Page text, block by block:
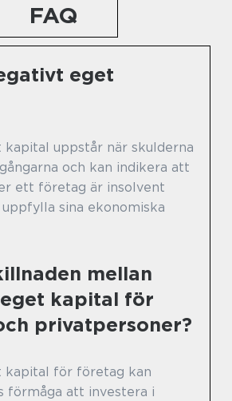
FAQ
eget
kapital uppstår när skulderna
och kan indikera att
ett företag är insolvent
sina ekonomiska
mellan
kapital för
privatpersoner?
kapital för företag kan
förmåga att investera i